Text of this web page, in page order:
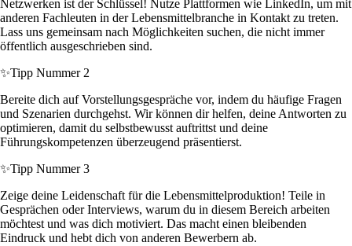
Netzwerken ist der Schlüssel! Nutze Plattformen wie LinkedIn, um mit
anderen Fachleuten in der Lebensmittelbranche in Kontakt zu treten.
Lass uns gemeinsam nach Möglichkeiten suchen, die nicht immer
öffentlich ausgeschrieben sind.
✨Tipp Nummer 2
Bereite dich auf Vorstellungsgespräche vor, indem du häufige Fragen
und Szenarien durchgehst. Wir können dir helfen, deine Antworten zu
optimieren, damit du selbstbewusst auftrittst und deine
Führungskompetenzen überzeugend präsentierst.
✨Tipp Nummer 3
Zeige deine Leidenschaft für die Lebensmittelproduktion! Teile in
Gesprächen oder Interviews, warum du in diesem Bereich arbeiten
möchtest und was dich motiviert. Das macht einen bleibenden
Eindruck und hebt dich von anderen Bewerbern ab.